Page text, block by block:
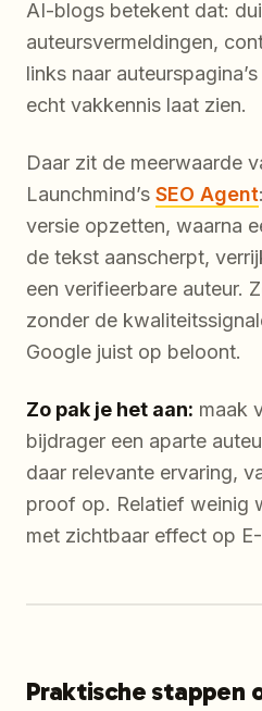
AI-blogs betekent dat:
auteursvermeldingen,
links naar
echt vakkennis laat zien.
Daar zit de meerwaarde
Launchmind’s SEO Agent
versie opzetten, waarna
de tekst aanscherpt,
een verifieerbare auteur.
zonder de
Google juist op beloont.
Zo pak je het aan: maak
bijdrager een aparte
daar relevante ervaring,
proof op. Relatief weinig
met zichtbaar effect op
Praktische stappen